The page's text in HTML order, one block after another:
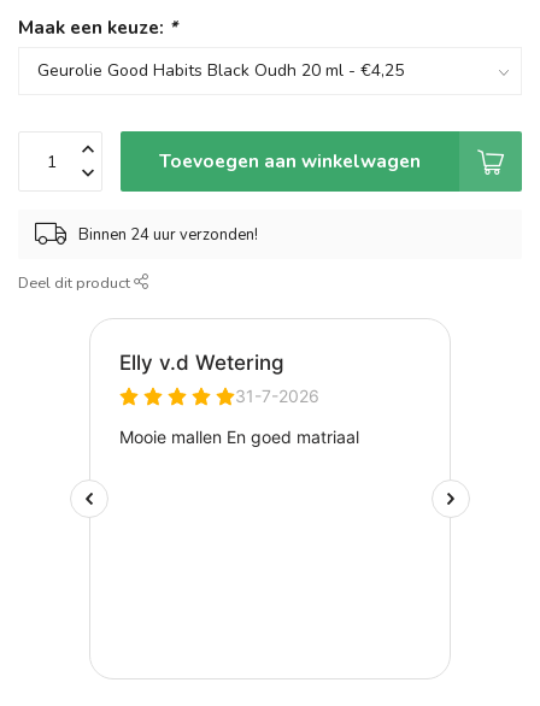
Maak een keuze: *
Toevoegen aan winkelwagen
Binnen 24 uur verzonden!
Deel dit product